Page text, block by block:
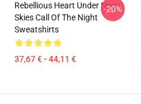
Rebellious Heart Under Neon
Skies Call Of The Night
Sweatshirts
37,67 € - 44,11 €
-20%